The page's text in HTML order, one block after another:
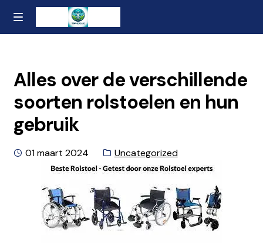
Ga
naar
Naar
de
MENU
Contact
Over ons
Privacybeleid en Algemene Voorwaarden
Alles over de verschillende
soorten rolstoelen en hun
gebruik
Geplaatst
01 maart 2024 Categorie:
Uncategorized